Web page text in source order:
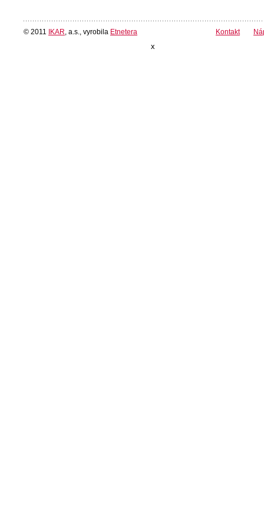
© 2011 IKAR , a.s., vyrobila Etnetera Kontakt
x